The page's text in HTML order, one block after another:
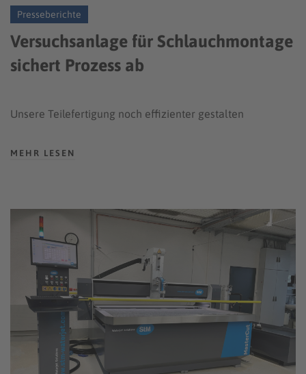
Presseberichte
Versuchsanlage für Schlauchmontage
sichert Prozess ab
Unsere Teilefertigung noch effizienter gestalten
MEHR LESEN